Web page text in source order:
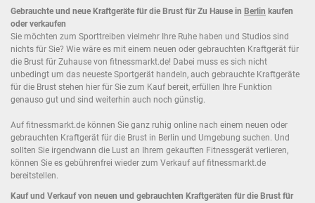
Gebrauchte und neue Kraftgeräte für die Brust für Zu Hause in Berlin kaufen
oder verkaufen
Sie möchten zum Sporttreiben vielmehr Ihre Ruhe haben und Studios sind
nichts für Sie? Wie wäre es mit einem neuen oder gebrauchten Kraftgerät für
die Brust für Zuhause von fitnessmarkt.de! Dabei muss es sich nicht
unbedingt um das neueste Sportgerät handeln, auch gebrauchte Kraftgeräte
für die Brust stehen hier für Sie zum Kauf bereit, erfüllen Ihre Funktion
genauso gut und sind weiterhin auch noch günstig.
Auf fitnessmarkt.de können Sie ganz ruhig online nach einem neuen oder
gebrauchten Kraftgerät für die Brust in Berlin und Umgebung suchen. Und
sollten Sie irgendwann die Lust an Ihrem gekauften Fitnessgerät verlieren,
können Sie es gebührenfrei wieder zum Verkauf auf fitnessmarkt.de
bereitstellen.
Kauf und Verkauf von neuen und gebrauchten Kraftgeräten für die Brust für